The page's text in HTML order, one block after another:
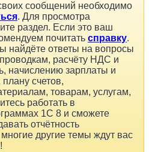
сообщений необходимо
. Для просмотра
раздел. Если это ваш
почитать справку.
найдёте ответы на вопросы
расчёту НДС и
начислению зарплаты и
счетов,
товарам, услугам,
работать в
1С 8 и сможете
отчётность
другие темы ждут вас